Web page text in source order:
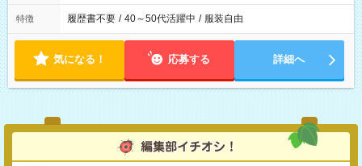
特徴 履歴書不要 / 40～50代活躍中 / 服装自由
気になる！ 応募する 詳細へ